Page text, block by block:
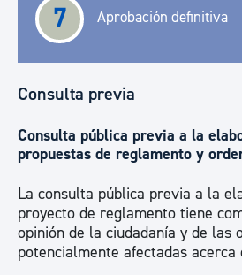
7 Aprobación definitiva
Consulta previa
Consulta pública previa a la
propuestas de reglamento y
La consulta pública previa a la
proyecto de reglamento tiene
opinión de la ciudadanía y de las
potencialmente afectadas acerca